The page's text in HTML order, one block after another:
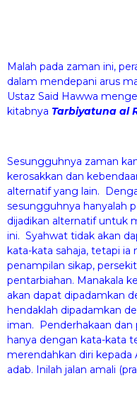
Malah pada zaman ini,
dalam mendepani arus
Ustaz Said Hawwa
kitabnya Tarbiyatuna al
Sesungguhnya zaman
kerosakkan dan
alternatif yang lain.
sesungguhnya hanyalah
dijadikan alternatif untuk
ini. Syahwat tidak akan
kata-kata sahaja, tetapi
penampilan sikap,
pentarbiahan. Manakala
akan dapat dipadamkan
hendaklah dipadamkan
iman. Penderhakaan dan
hanya dengan kata-kata
merendahkan diri kepada
adab. Inilah jalan amali